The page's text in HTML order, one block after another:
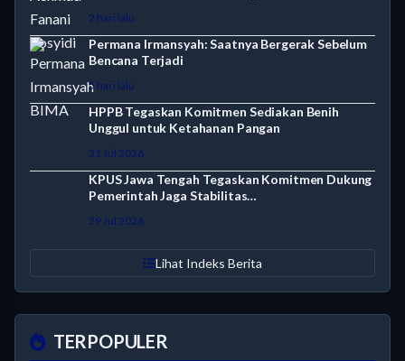
2 hari lalu
Permana Irmansyah: Saatnya Bergerak Sebelum
Bencana Terjadi
5 hari lalu
HPPB Tegaskan Komitmen Sediakan Benih
Unggul untuk Ketahanan Pangan
31 Jul 2026
KPUS Jawa Tengah Tegaskan Komitmen Dukung
Pemerintah Jaga Stabilitas…
29 Jul 2026
Lihat Indeks Berita
TERPOPULER